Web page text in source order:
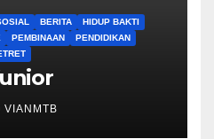
BERITA
HIDUP BAKTI
PEMBINAAN
PENDIDIKAN
VIANMTB